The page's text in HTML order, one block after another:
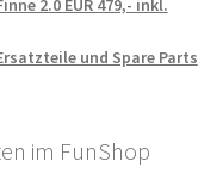
2.0 EUR 479,- inkl.
und Spare Parts
im FunShop